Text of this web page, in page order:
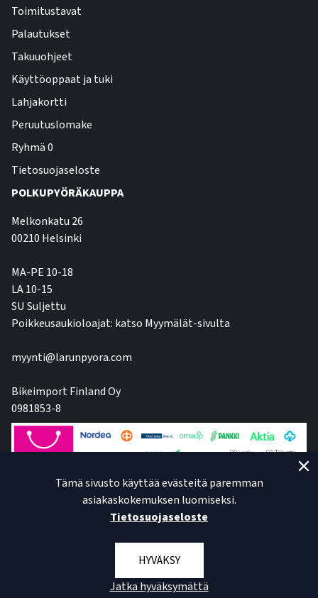
Toimitustavat
Palautukset
Takuuohjeet
Käyttöoppaat ja tuki
Lahjakortti
Peruutuslomake
Ryhmä 0
Tietosuojaseloste
POLKUPYÖRÄKAUPPA
Melkonkatu 26
00210 Helsinki
MA-PE 10-18
LA 10-15
SU Suljettu
Poikkeusaukioloajat: katso Myymälät-sivulta
myynti@larunpyora.com
Bikeimport Finland Oy
0981853-8
Tämä sivusto käyttää evästeitä paremman
asiakaskokemuksen luomiseksi.
Tietosuojaseloste
HYVÄKSY
Jatka hyväksymättä